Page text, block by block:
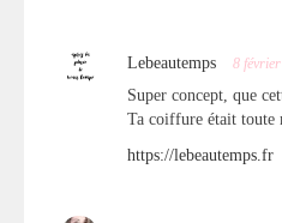
Lebeautemps 8
Super concept, que
Ta coiffure était toute
https://lebeautemps.fr